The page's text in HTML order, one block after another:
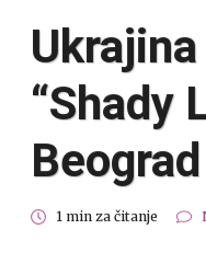
“Shady
Beograd
1 min za čitanje